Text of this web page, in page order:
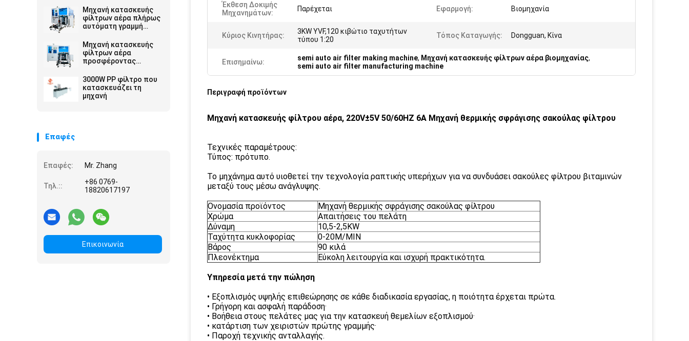
Μηχανή κατασκευής
φίλτρων αέρα πλήρως
αυτόματη γραμμή
σύστημα ελέγχου
Omron για υψηλής
ταχύτητας και μη
επανδρωμένη
λειτουργία
Μηχανή κατασκευής
φίλτρων αέρα
προσφέροντας
λύσεις σάκωσης και
νίβωσης για την
παραγωγή και τη
συνέπεια των
3000W PP φίλτρο που
κατασκευάζει τη
μηχανή
Επαφές
Επαφές: Mr. Zhang
Τηλ.::
+86 0769-
18820617197
Επικοινωνία
Έκθεση Δοκιμής
Μηχανημάτων:
Παρέχεται Εφαρμογή: Βιομηχανία
Κύριος Κινητήρας:
3KW YVF,120 κιβώτιο ταχυτήτων
τύπου 1:20
Τόπος Καταγωγής: Dongguan, Κίνα
Επισημαίνω: semi auto air filter making machine, Μηχανή κατασκευής φίλτρων αέρα βιομηχανίας,
semi auto air filter manufacturing machine
Περιγραφή προϊόντων
Μηχανή κατασκευής φίλτρου αέρα, 220V±5V 50/60HZ 6A Μηχανή θερμικής σφράγισης σακούλας φίλτρου
Τεχνικές παραμέτρους:
Τύπος: πρότυπο.
Το μηχάνημα αυτό υιοθετεί την τεχνολογία ραπτικής υπερήχων για να συνδυάσει σακούλες φίλτρου βιταμινών
μεταξύ τους μέσω ανάγλυψης.
Ονομασία προϊόντος
Μηχανή θερμικής σφράγισης σακούλας φίλτρου
Χρώμα
Απαιτήσεις του πελάτη
Δύναμη
10,5-2,5KW
Ταχύτητα κυκλοφορίας
0-20M/MIN
Βάρος
90 κιλά
Πλεονέκτημα
Εύκολη λειτουργία και ισχυρή πρακτικότητα.
Υπηρεσία μετά την πώληση
• Εξοπλισμός υψηλής επιθεώρησης σε κάθε διαδικασία εργασίας, η ποιότητα έρχεται πρώτα.
• Γρήγορη και ασφαλή παράδοση·
• Βοήθεια στους πελάτες μας για την κατασκευή θεμελίων εξοπλισμού·
• κατάρτιση των χειριστών πρώτης γραμμής·
• Παροχή τεχνικής ανταλλαγής.